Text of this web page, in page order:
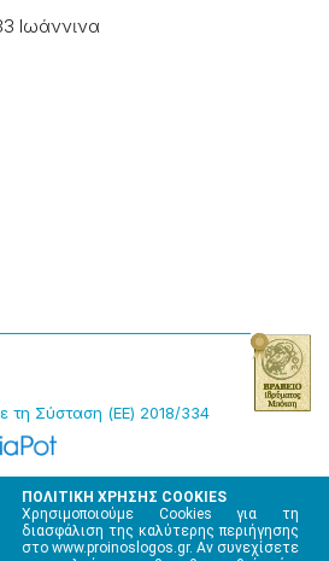
ΠΟΛΙΤΙΚΗ ΧΡΗΣΗΣ COOKIES
Χρησιμοποιούμε Cookies για τη
διασφάλιση της καλύτερης περιήγησης
στο www.proinoslogos.gr. Αν συνεχίσετε
Ιωάννɩνα
Σύσταση (ΕΕ) 2018/334
Πɩστοποίησης Μ.Η.Τ. 220242